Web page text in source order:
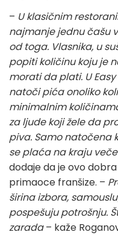
– U klasičnim
najmanje jednu čašu
od toga. Vlasnika, u
popiti količinu koju je
morati da plati. U
natoči pića onoliko
minimalnim
za ljude koji žele da
piva. Samo natočena
se plaća na kraju
dodaje da je ovo
primaoce franšize. –
širina izbora,
pospešuju potrošnju.
zarada– kaže